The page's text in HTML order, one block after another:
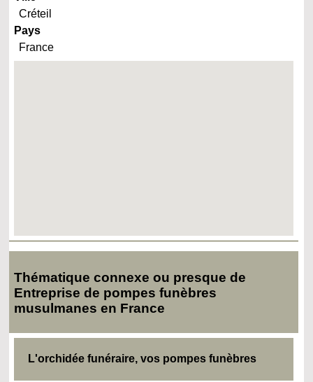
Créteil
Pays
France
Thématique connexe ou presque de
Entreprise de pompes funèbres
musulmanes en France
L'orchidée funéraire, vos pompes funèbres